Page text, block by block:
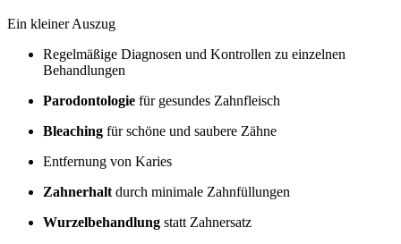
Ein kleiner Auszug
Regelmäßige Diagnosen und Kontrollen zu einzelnen
Behandlungen
Parodontologie für gesundes Zahnfleisch
Bleaching für schöne und saubere Zähne
Entfernung von Karies
Zahnerhalt durch minimale Zahnfüllungen
Wurzelbehandlung statt Zahnersatz